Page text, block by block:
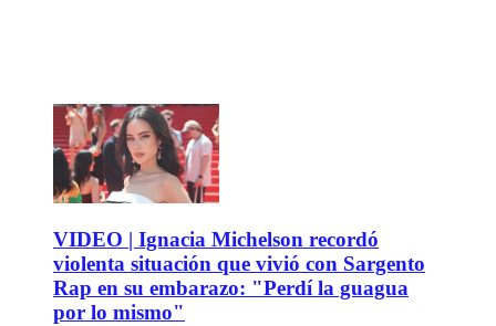
VIDEO | Ignacia Michelson recordó
violenta situación que vivió con Sargento
Rap en su embarazo: "Perdí la guagua
por lo mismo"